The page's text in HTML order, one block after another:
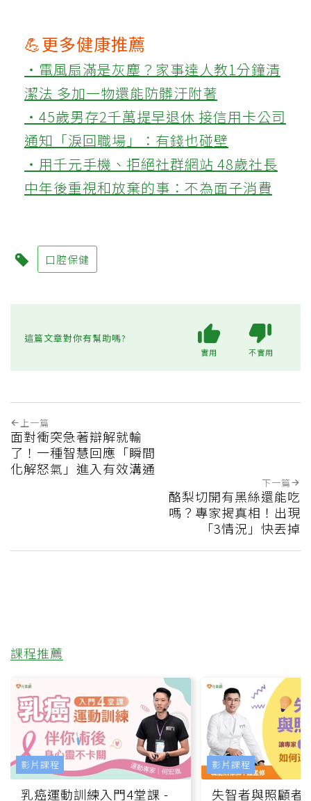
💪更多健康推薦
‧電風扇滿是灰塵？家事達人教1分鐘清
潔法 多加一物還能防髒汙附著
‧45歲男存2千萬提早退休 接信用卡公司
通知「淚回職場」：有錢也碰壁
‧用千元手機、拒絕社群網站 48歲社長
中年後重視和放棄的事：不為面子消費
口腔保健
這篇文章對你有幫助嗎?
實用 不實用
上一篇
面對衝突急著辯解就輸
了！一種智慧回應「瞬間
化解怒氣」進入有效溝通
下一篇
酪梨切開有黑絲還能吃
嗎？專家揭真相！出現
「3情況」快丟掉
課程推薦
乳癌運動訓練入門4堂課 -
影片課程
失智者與照顧者
影片課程